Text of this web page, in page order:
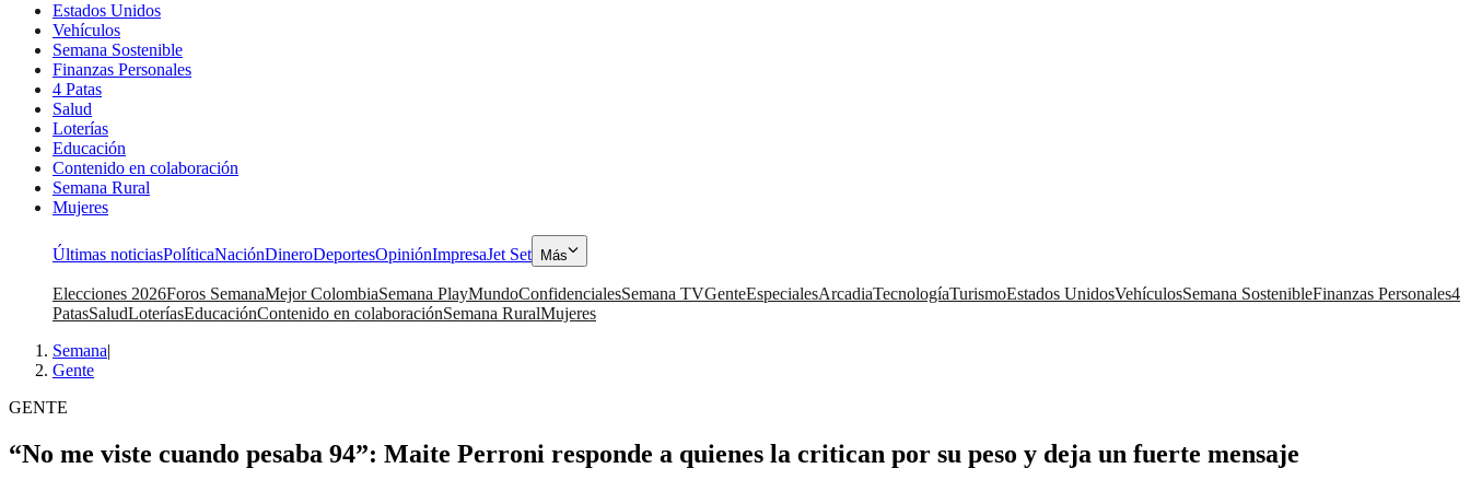
Estados Unidos
Vehículos
Semana Sostenible
Finanzas Personales
4 Patas
Salud
Loterías
Educación
Contenido en colaboración
Semana Rural
Mujeres
Últimas noticiasPolíticaNaciónDineroDeportesOpiniónImpresaJet Set Más
Elecciones 2026Foros SemanaMejor ColombiaSemana PlayMundoConfidencialesSemana TVGenteEspecialesArcadiaTecnologíaTurismoEstados UnidosVehículosSemana SostenibleFinanzas Personales4
PatasSaludLoteríasEducaciónContenido en colaboraciónSemana RuralMujeres
Semana|
Gente
GENTE
“No me viste cuando pesaba 94”: Maite Perroni responde a quienes la critican por su peso y deja un fuerte mensaje